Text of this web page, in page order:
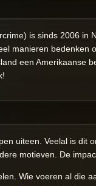
is sinds 2006
manieren
een Amerikaanse
uiteen. Veelal is dit
motieven. De
Wie voeren al die